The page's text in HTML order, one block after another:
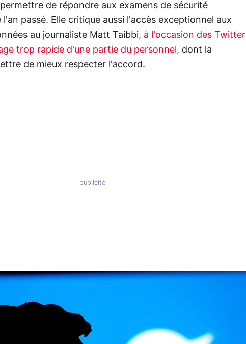
de répondre aux examens de sécurité
passé. Elle critique aussi l'accès exceptionnel aux
au journaliste Matt Taibbi, à l'occasion des Twitter
trop rapide d'une partie du personnel , dont la
de mieux respecter l'accord.